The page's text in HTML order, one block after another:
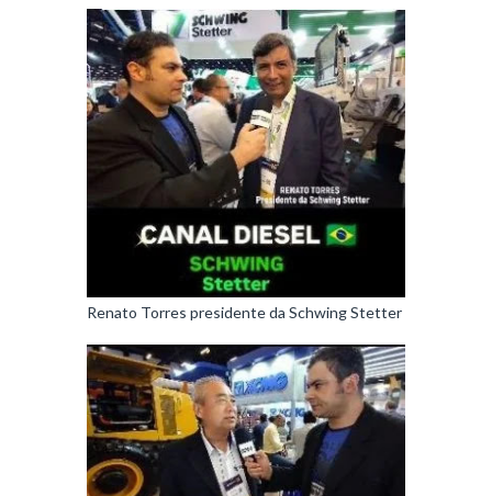
Renato Torres presidente da Schwing Stetter